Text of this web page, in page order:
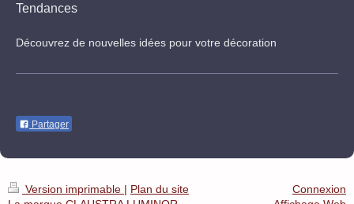
Tendances
Découvrez de nouvelles idées pour votre décoration
Partager
Version imprimable | Plan du site
Connexion